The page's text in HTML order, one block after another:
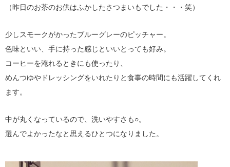
（昨日のお茶のお供はふかしたさつまいもでした・・・笑）
少しスモークがかったブルーグレーのピッチャー。
色味といい、手に持った感じといいとっても好み。
コーヒーを淹れるときにも使ったり、
めんつゆやドレッシングをいれたりと食事の時間にも活躍してくれ
ます。
中が丸くなっているので、洗いやすさも○。
選んでよかったなと思えるひとつになりました。